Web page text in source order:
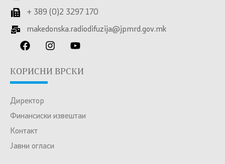
+ 389 (0)2 3297 170
makedonska.radiodifuzija@jpmrd.gov.mk
КОРИСНИ ВРСКИ
Директор
Финансиски извештаи
Контакт
Јавни огласи